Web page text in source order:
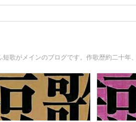
歌がメインのブログです。作歌歴約二十年